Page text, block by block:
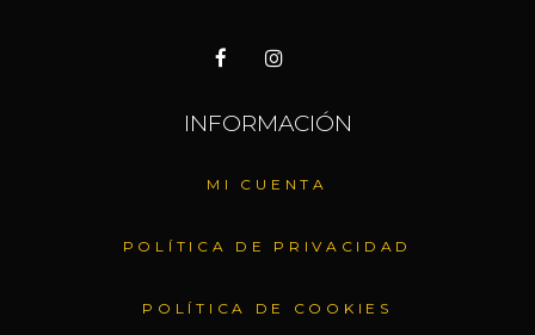
INFORMACIÓN
MI CUENTA
POLÍTICA DE PRIVACIDAD
POLÍTICA DE COOKIES